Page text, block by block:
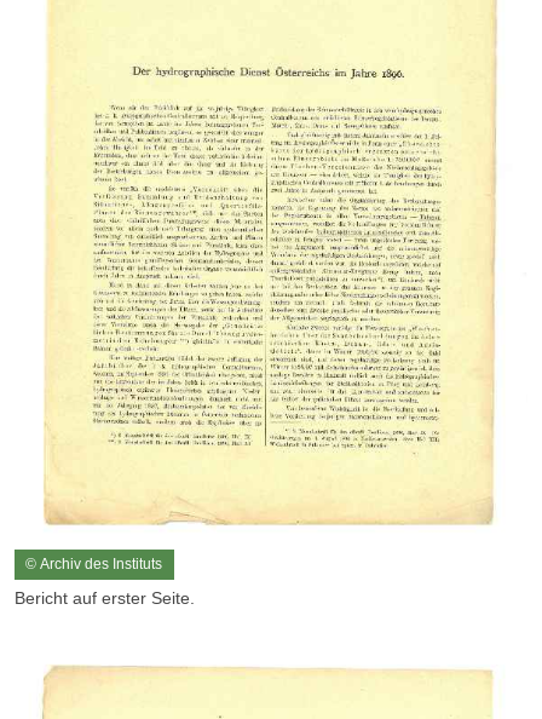
© Archiv des Instituts
Bericht auf erster Seite.